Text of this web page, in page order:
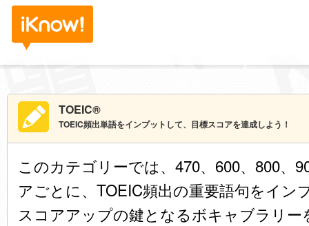
TOEIC®
TOEIC頻出単語をインプットして、目標スコアを達成しよう！
このカテゴリーでは、470、600、800、
アごとに、TOEIC頻出の重要語句をイン
スコアアップの鍵となるボキャブラリ